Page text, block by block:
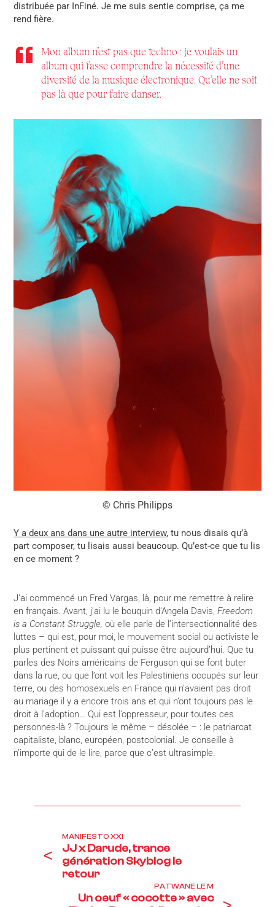
distribuée par InFiné. Je me suis sentie comprise, ça me
rend fière.
Mon album n’est pas que techno : je voulais un
album qui fasse comprendre la nécessité d’une
diversité de la musique électronique. Qu’elle ne soit
pas là que pour faire danser.
© Chris Philipps
Y a deux ans dans une autre interview, tu nous disais qu’à
part composer, tu lisais aussi beaucoup. Qu’est-ce que tu lis
en ce moment ?
J’ai commencé un Fred Vargas, là, pour me remettre à relire
en français. Avant, j’ai lu le bouquin d’Angela Davis,Freedom
is a Constant Struggle,où elle parle de l’intersectionnalité des
luttes – qui est, pour moi, le mouvement social ou activiste le
plus pertinent et puissant qui puisse être aujourd’hui. Que tu
parles des Noirs américains de Ferguson qui se font buter
dans la rue, ou que l’ont voit les Palestiniens occupés sur leur
terre, ou des homosexuels en France qui n’avaient pas droit
au mariage il y a encore trois ans et qui n’ont toujours pas le
droit à l’adoption… Qui est l’oppresseur, pour toutes ces
personnes-là ? Toujours le même – désolée – : le patriarcat
capitaliste, blanc, européen, postcolonial. Je conseille à
n’importe qui de le lire, parce que c’est ultrasimple.
<
MANIFESTO XXI
JJ x Darude, trance
génération Skyblog le
retour
PATWANE LE M
Un oeuf « cocotte » avec